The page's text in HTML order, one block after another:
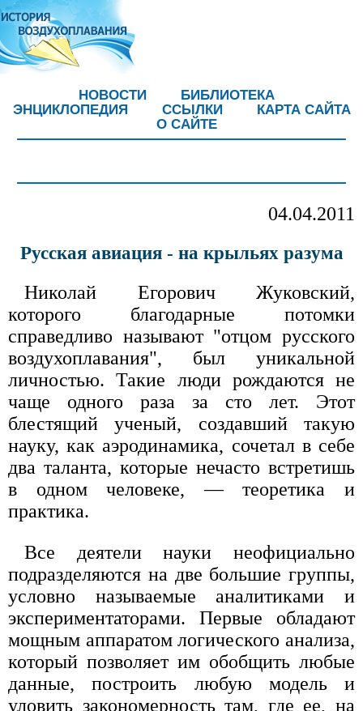
НОВОСТИ
БИБЛИОТЕКА
ЭНЦИКЛОПЕДИЯ
ССЫЛКИ
КАРТА САЙТА
О САЙТЕ
04.04.2011
Русская авиация - на крыльях разума
Николай Егорович Жуковский,
которого благодарные потомки
справедливо называют "отцом русского
воздухоплавания", был уникальной
личностью. Такие люди рождаются не
чаще одного раза за сто лет. Этот
блестящий ученый, создавший такую
науку, как аэродинамика, сочетал в себе
два таланта, которые нечасто встретишь
в одном человеке, — теоретика и
практика.
Все деятели науки неофициально
подразделяются на две большие группы,
условно называемые аналитиками и
экспериментаторами. Первые обладают
мощным аппаратом логического анализа,
который позволяет им обобщить любые
данные, построить любую модель и
уловить закономерность там, где ее, на